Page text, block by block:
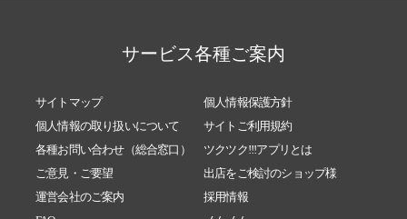
サービス各種ご案内
サイトマップ
個人情報保護方針
個人情報の取り扱いについて
サイトご利用規約
各種お問い合わせ（総合窓口）
ツクツク!!!アプリとは
ご意見・ご要望
出店をご検討のショップ様
運営会社のご案内
採用情報